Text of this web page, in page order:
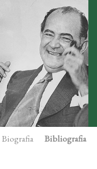
Biografia Bibliografia